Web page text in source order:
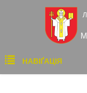
Основна
навіґація
НАВІҐАЦІЯ